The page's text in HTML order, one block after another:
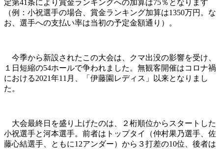
定第41条により賞金ランキングへの加算は75％となります
（例：小祝選手の場合、賞金ランキング加算は1350万円。な
お、選手への支払い率は当初の予定金額通り）。
今季から新設されたこの大会は、クマ出没の影響を受け、
１日短縮の54ホールで争われました。無観客開催はコロナ禍
における2021年11月、「伊藤園レディス」以来となりまし
た。
大会最終日を盛り上げたのは、２桁順位からスタートした
小祝選手と河本選手。前者はトップタイ（仲村果乃選手、佐
藤心結選手、ともに12アンダー）から３打差の10位、後者は